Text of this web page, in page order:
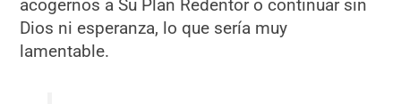
acogernos a Su Plan Redentor o continuar sin
Dios ni esperanza, lo que sería muy
lamentable.